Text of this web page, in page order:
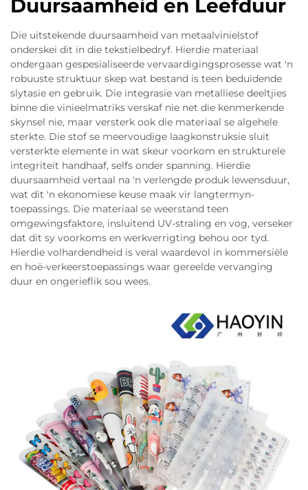
Duursaamheid en Leefduur
Die uitstekende duursaamheid van metaalvinielstof
onderskei dit in die tekstielbedryf. Hierdie materiaal
ondergaan gespesialiseerde vervaardigingsprosesse wat 'n
robuuste struktuur skep wat bestand is teen beduidende
slytasie en gebruik. Die integrasie van metalliese deeltjies
binne die vinieelmatriks verskaf nie net die kenmerkende
skynsel nie, maar versterk ook die materiaal se algehele
sterkte. Die stof se meervoudige laagkonstruksie sluit
versterkte elemente in wat skeur voorkom en strukturele
integriteit handhaaf, selfs onder spanning. Hierdie
duursaamheid vertaal na 'n verlengde produk lewensduur,
wat dit 'n ekonomiese keuse maak vir langtermyn-
toepassings. Die materiaal se weerstand teen
omgewingsfaktore, insluitend UV-straling en vog, verseker
dat dit sy voorkoms en werkverrigting behou oor tyd.
Hierdie volhardendheid is veral waardevol in kommersiële
en hoë-verkeerstoepassings waar gereelde vervanging
duur en ongerieflik sou wees.